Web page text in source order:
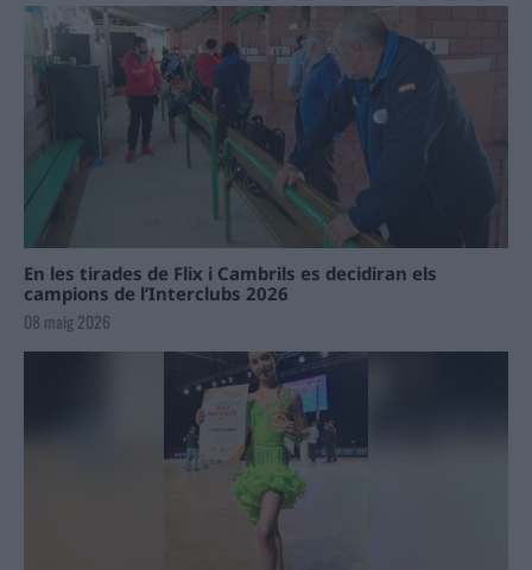
En les tirades de Flix i Cambrils es decidiran els
campions de l’Interclubs 2026
08 maig 2026